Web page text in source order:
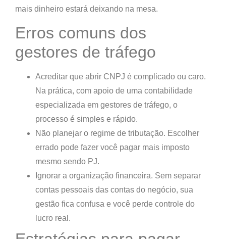
mais dinheiro estará deixando na mesa.
Erros comuns dos
gestores de tráfego
Acreditar que abrir CNPJ é complicado ou caro.
Na prática, com apoio de uma contabilidade
especializada em gestores de tráfego, o
processo é simples e rápido.
Não planejar o regime de tributação. Escolher
errado pode fazer você pagar mais imposto
mesmo sendo PJ.
Ignorar a organização financeira. Sem separar
contas pessoais das contas do negócio, sua
gestão fica confusa e você perde controle do
lucro real.